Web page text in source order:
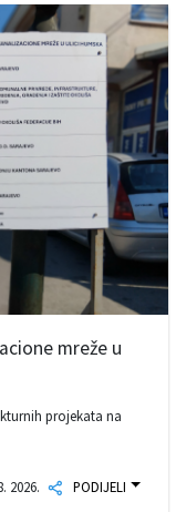
mreže u
projekata na
2026. PODIJELI